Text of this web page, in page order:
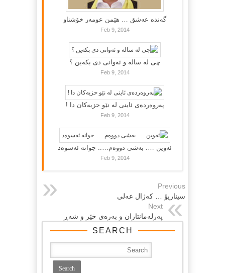
گه‌نده‌ عه‌شق … هێمن عومه‌ر خۆشناو
Feb 9, 2014
چی لە سالە و ئەوانی دی بكەین ؟
Feb 9, 2014
پەروەردەی ئاینی لە نێو حزبەکان دا !
Feb 9, 2014
ئەوین …. بەشی دووەم….. جوانە ئەسوەد
Feb 9, 2014
Previous
سیناریۆ … کەژال عەلی
Next
پەرلەمانتاران و بەرەى خێر و شەڕ
SEARCH